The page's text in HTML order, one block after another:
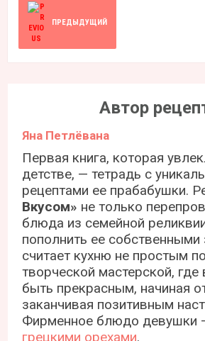
ПРЕДЫДУЩИЙ
Автор
Яна Петлёвана
Первая книга, которая
детстве, — тетрадь с
рецептами ее прабабушки.
Вкусом» не только
блюда из семейной
пополнить ее собственными
считает кухню не простым
творческой мастерской,
быть прекрасным, начиная
заканчивая позитивным
Фирменное блюдо девушки
грецкими орехами.